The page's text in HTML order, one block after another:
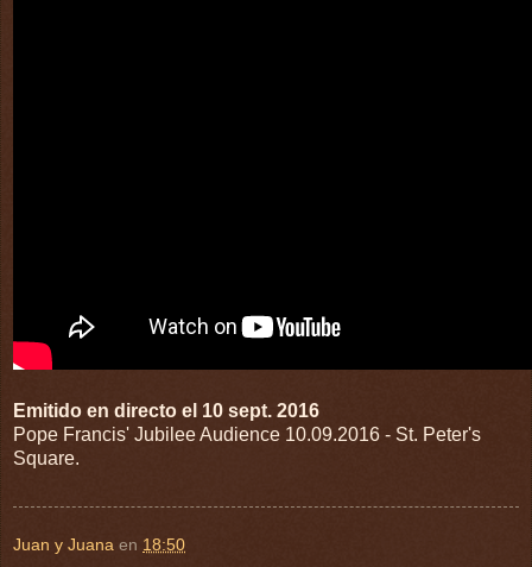
Emitido en directo el 10 sept. 2016
Pope Francis' Jubilee Audience 10.09.2016 - St. Peter's
Square.
Juan y Juana en 18:50